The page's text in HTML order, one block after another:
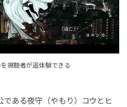
視聴者が追体験できる
ある夜守（やもり）コウとヒ